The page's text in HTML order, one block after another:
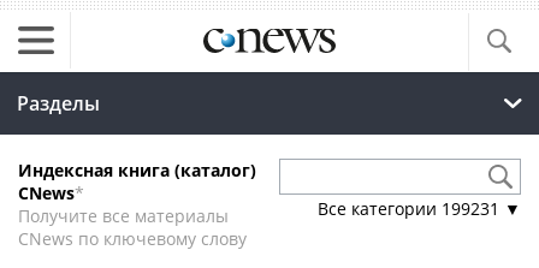
Разделы
Индексная книга (каталог)
CNews*
Получите все материалы
CNews по ключевому слову
Все категории 199231 ▼